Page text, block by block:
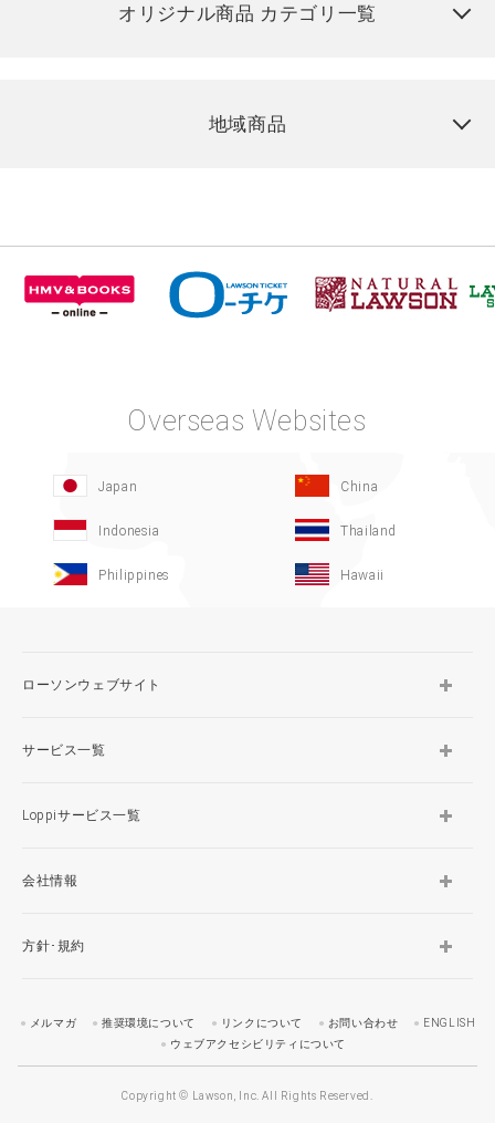
オリジナル商品 カテゴリ一覧
地域商品
Overseas Websites
Japan China
Indonesia Thailand
Philippines Hawaii
ローソンウェブサイト
サービス一覧
Loppiサービス一覧
会社情報
方針･規約
メルマガ 推奨環境について リンクについて お問い合わせ
ENGLISH
ウェブアクセシビリティについて
Copyright © Lawson, Inc. All Rights Reserved.